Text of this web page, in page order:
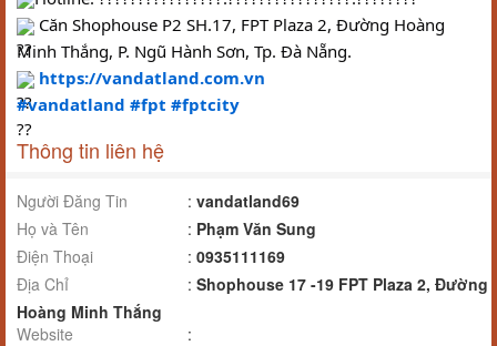
Căn Shophouse P2 SH.17, FPT Plaza 2, Đường Hoàng
Minh Thắng, P. Ngũ Hành Sơn, Tp. Đà Nẵng.
https://vandatland.com.vn
#vandatland #fpt #fptcity
Thông tin liên hệ
Người Đăng Tin : vandatland69
Họ và Tên
: Phạm Văn Sung
Điện Thoại
: 0935111169
Địa Chỉ
: Shophouse 17 -19 FPT Plaza 2, Đường
Hoàng Minh Thắng
Website
: